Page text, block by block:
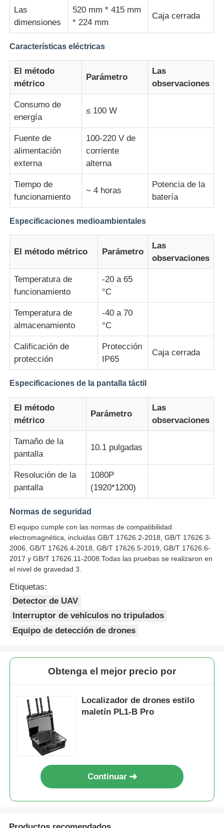
Las
dimensiones
520 mm * 415 mm
* 224 mm
Caja cerrada
Características eléctricas
El método
métrico
Parámetro
Las
observaciones
Consumo de
energía
≤ 100 W
Fuente de
alimentación
externa
100-220 V de
corriente
alterna
Tiempo de
funcionamiento
~ 4 horas
Potencia de la
batería
Especificaciones medioambientales
El método métrico Parámetro
Las
observaciones
Temperatura de
funcionamiento
-20 a 65
°C
Temperatura de
almacenamiento
-40 a 70
°C
Calificación de
protección
Protección
IP65
Caja cerrada
Especificaciones de la pantalla táctil
El método
métrico
Parámetro
Las
observaciones
Tamaño de la
pantalla
10.1 pulgadas
Resolución de la
pantalla
1080P
(1920*1200)
Normas de seguridad
El equipo cumple con las normas de compatibilidad
electromagnética, incluidas GB/T 17626.2-2018, GB/T 17626.3-
2006, GB/T 17626.4-2018, GB/T 17626.5-2019, GB/T 17626.6-
2017 y GB/T 17626.11-2008.Todas las pruebas se realizaron en
el nivel de gravedad 3.
Etiquetas:
Detector de UAV
Interruptor de vehículos no tripulados
Equipo de detección de drones
Obtenga el mejor precio por
Localizador de drones estilo
maletín PL1-B Pro
Continuar